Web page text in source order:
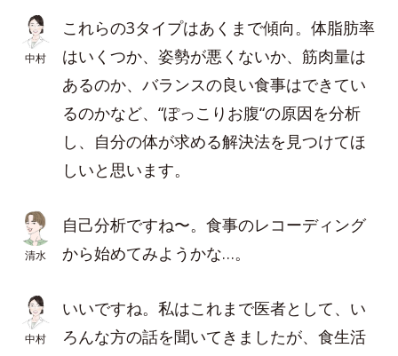
中村
これらの3タイプはあくまで傾向。体脂肪率
はいくつか、姿勢が悪くないか、筋肉量は
あるのか、バランスの良い食事はできてい
るのかなど、“ぽっこりお腹“の原因を分析
し、自分の体が求める解決法を見つけてほ
しいと思います。
清水
自己分析ですね〜。食事のレコーディング
から始めてみようかな…。
中村
いいですね。私はこれまで医者として、い
ろんな方の話を聞いてきましたが、食生活